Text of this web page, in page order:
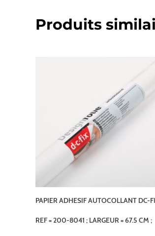
Produits
PAPIER ADHESIF AUTOCOLLANT DC-
REF = 200-8041 ; LARGEUR = 67.5 CM ;